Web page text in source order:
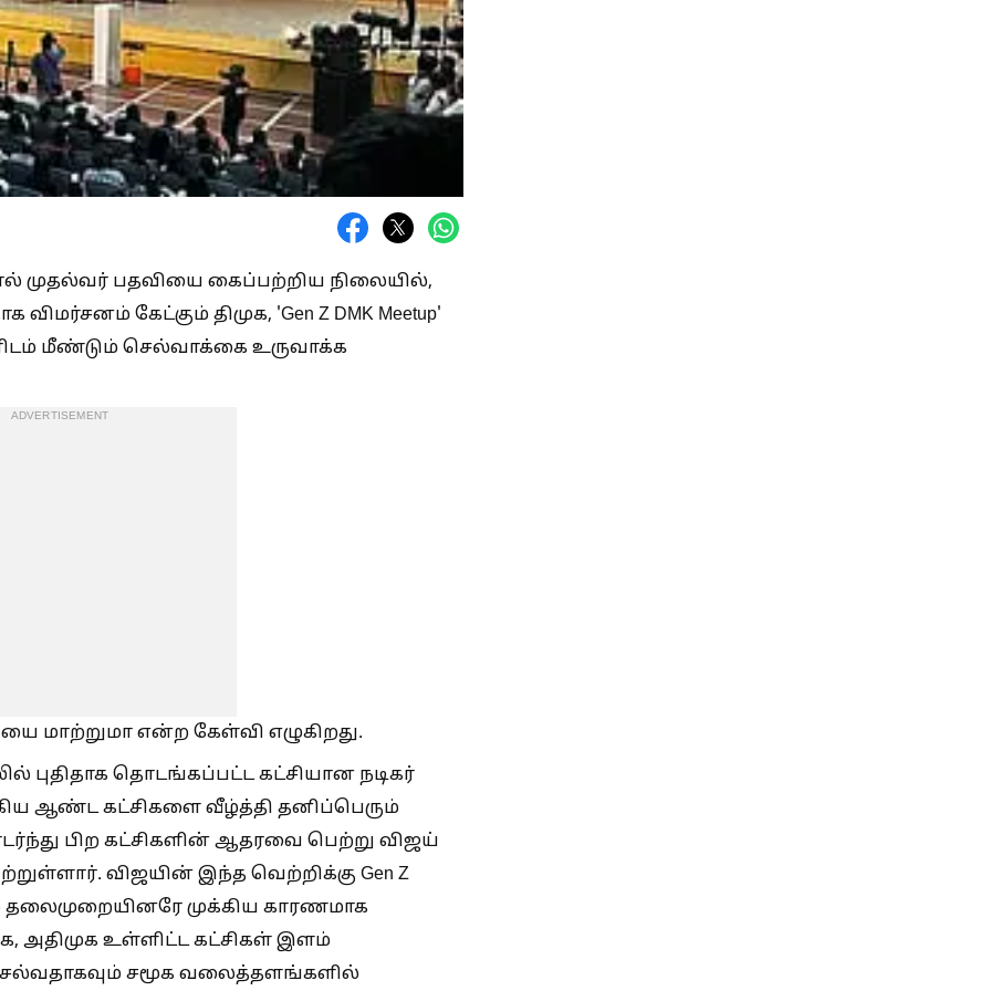
முதல்வர் பதவியை கைப்பற்றிய நிலையில்,
கேட்கும் திமுக, 'Gen Z DMK Meetup'
மீண்டும் செல்வாக்கை உருவாக்க
ADVERTISEMENT
மாற்றுமா என்ற கேள்வி எழுகிறது.
புதிதாக தொடங்கப்பட்ட கட்சியான நடிகர்
ஆண்ட கட்சிகளை வீழ்த்தி தனிப்பெரும்
பிற கட்சிகளின் ஆதரவை பெற்று விஜய்
விஜயின் இந்த வெற்றிக்கு Gen Z
முக்கிய காரணமாக
அதிமுக உள்ளிட்ட கட்சிகள் இளம்
சமூக வலைத்தளங்களில்